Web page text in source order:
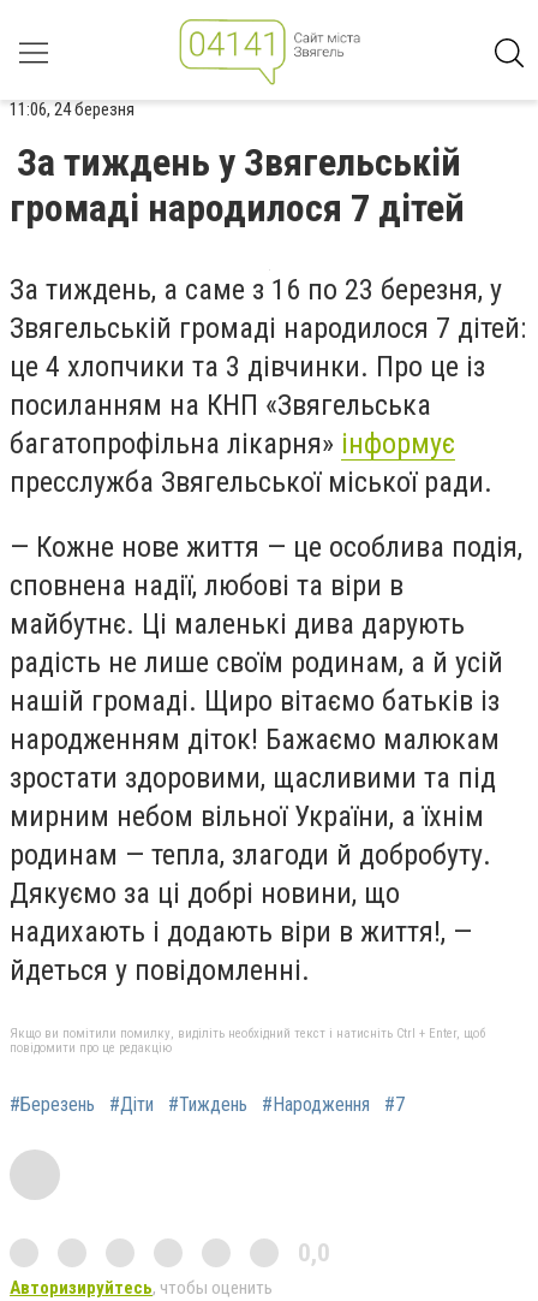
11:06, 24 березня
За тиждень у Звягельській
громаді народилося 7 дітей
За тиждень, а саме з 16 по 23 березня, у
Звягельській громаді народилося 7 дітей:
це 4 хлопчики та 3 дівчинки. Про це із
посиланням на КНП «Звягельська
багатопрофільна лікарня» інформує
пресслужба Звягельської міської ради.
— Кожне нове життя — це особлива подія,
сповнена надії, любові та віри в
майбутнє. Ці маленькі дива дарують
радість не лише своїм родинам, а й усій
нашій громаді. Щиро вітаємо батьків із
народженням діток! Бажаємо малюкам
зростати здоровими, щасливими та під
мирним небом вільної України, а їхнім
родинам — тепла, злагоди й добробуту.
Дякуємо за ці добрі новини, що
надихають і додають віри в життя!, —
йдеться у повідомленні.
Якщо ви помітили помилку, виділіть необхідний текст і натисніть Ctrl + Enter, щоб
повідомити про це редакцію
#Березень #Діти #Тиждень #Народження #7
0,0
Авторизируйтесь, чтобы оценить